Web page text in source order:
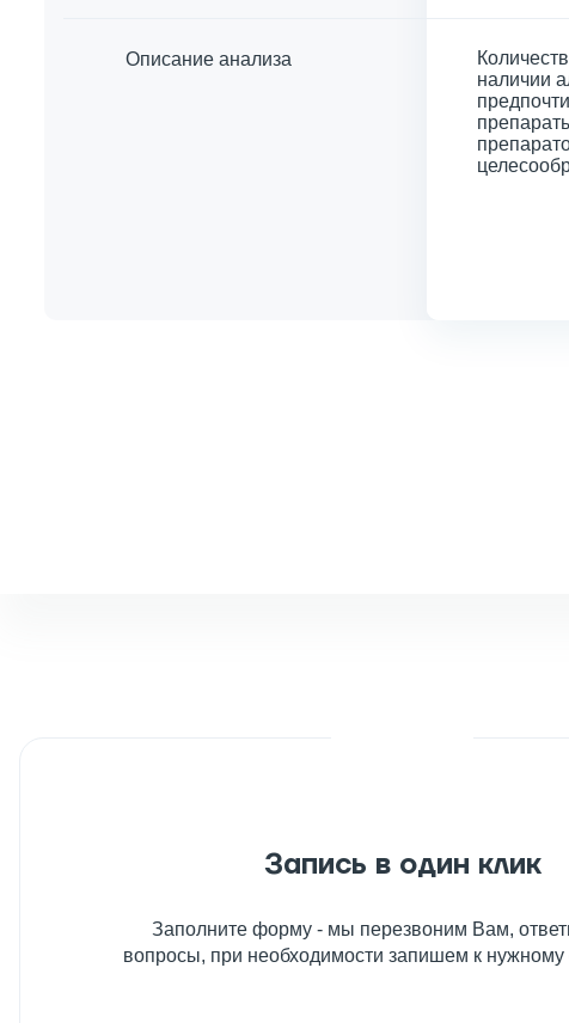
Описание анализа
наличии
Запись в один клик
Заполните форму - мы перезвоним Вам,
вопросы, при необходимости запишем к нужному